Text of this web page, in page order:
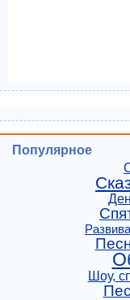
Популярное
Шоу,